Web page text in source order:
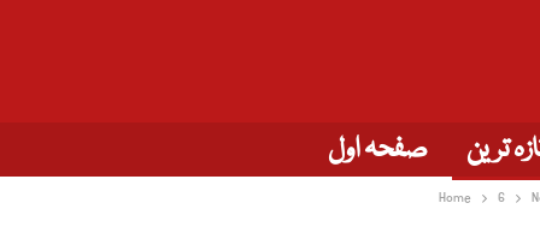
صفحہ اول ترین
Home 6